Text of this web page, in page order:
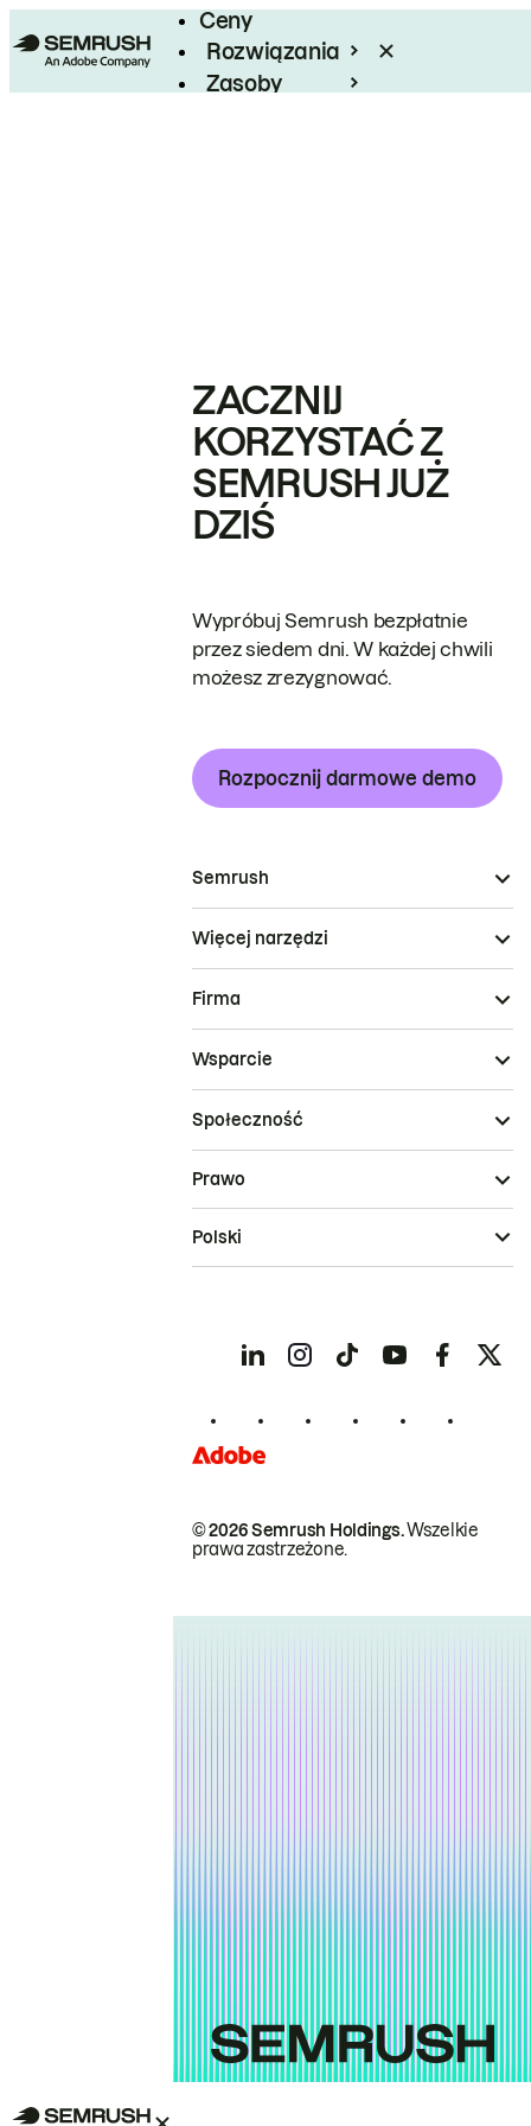
Ceny
Rozwiązania
Zasoby
ZACZNIJ
KORZYSTAĆ Z
SEMRUSH JUŻ
DZIŚ
Wypróbuj Semrush bezpłatnie
przez siedem dni. W każdej chwili
możesz zrezygnować.
Rozpocznij darmowe demo
Semrush
Więcej narzędzi
Firma
Wsparcie
Społeczność
© 2026 Semrush Holdings.Wszelkie
prawa zastrzeżone.
Prawo
Polski